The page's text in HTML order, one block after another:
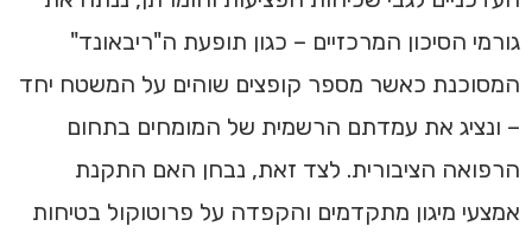
גורמי הסיכון המרכזיים – כגון תופעת ה"ריבאונד"
המסוכנת כאשר מספר קופצים שוהים על המשטח יחד
– ונציג את עמדתם הרשמית של המומחים בתחום
הרפואה הציבורית. לצד זאת, נבחן האם התקנת
אמצעי מיגון מתקדמים והקפדה על פרוטוקול בטיחות